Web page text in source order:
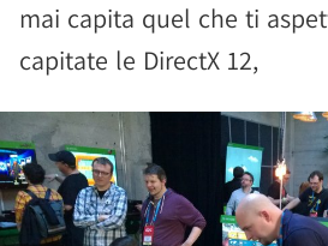
mai capita quel che ti
capitate le DirectX 12,